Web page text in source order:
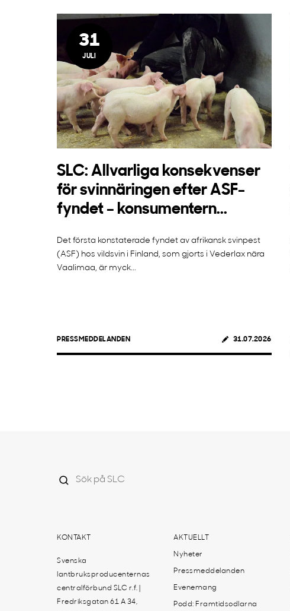
31
JULI
SLC: Allvarliga konsekvenser
för svinnäringen efter ASF-
fyndet – konsumentern...
Det första konstaterade fyndet av afrikansk svinpest
(ASF) hos vildsvin i Finland, som gjorts i Vederlax nära
Vaalimaa, är myck...
PRESSMEDDELANDEN 31.07.2026
KONTAKT
Svenska
lantbruksproducenternas
centralförbund SLC r.f. |
Fredriksgatan 61 A 34,
AKTUELLT
Nyheter
Pressmeddelanden
Evenemang
Podd: Framtidsodlarna